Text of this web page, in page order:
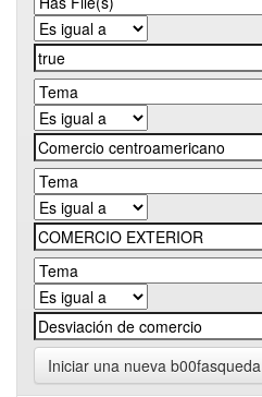
Iniciar una nueva b00fasqueda